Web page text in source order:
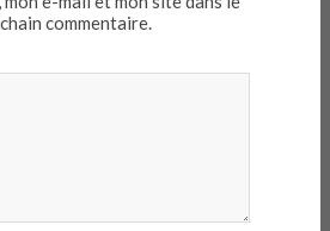
commentaire.